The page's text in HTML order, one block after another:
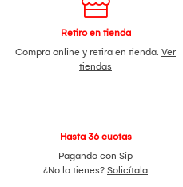
Retiro en tienda
Compra online y retira en tienda. Ver
tiendas
Hasta 36 cuotas
Pagando con Sip
¿No la tienes? Solicítala